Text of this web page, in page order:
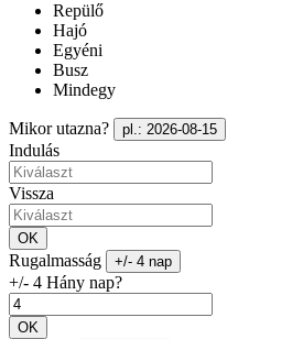
Repülő
Hajó
Egyéni
Busz
Mindegy
Mikor utazna? pl.: 2026-08-15
Indulás
Vissza
OK
Rugalmasság +/- 4 nap
+/- 4 Hány nap?
OK